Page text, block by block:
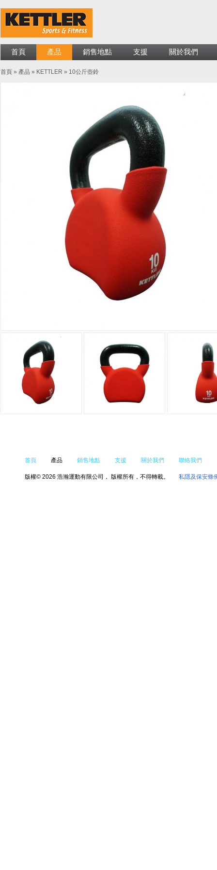
首頁 產品 銷售地點 支援 關於我們
首頁 » 產品 » KETTLER » 10公斤壺鈴
首頁 產品 銷售地點 支援 關於我們 聯絡我們
版權© 2026 浩瀚運動有限公司， 版權所有，不得轉載。 私隱及保安條